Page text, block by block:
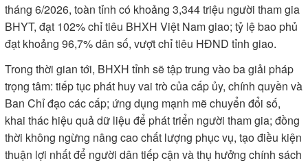
tháng 6/2026, toàn tỉnh có khoảng 3,344 triệu người tham gia
BHYT, đạt 102% chỉ tiêu BHXH Việt Nam giao; tỷ lệ bao phủ
đạt khoảng 96,7% dân số, vượt chỉ tiêu HĐND tỉnh giao.
Trong thời gian tới, BHXH tỉnh sẽ tập trung vào ba giải pháp
trọng tâm: tiếp tục phát huy vai trò của cấp ủy, chính quyền và
Ban Chỉ đạo các cấp; ứng dụng mạnh mẽ chuyển đổi số,
khai thác hiệu quả dữ liệu để phát triển người tham gia; đồng
thời không ngừng nâng cao chất lượng phục vụ, tạo điều kiện
thuận lợi nhất để người dân tiếp cận và thụ hưởng chính sách